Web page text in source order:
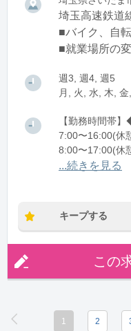
埼玉高速鉄道
■バイク、自
■就業場所の
週3, 週4, 週5
月, 火, 水, 木,
【勤務時間帯
7:00〜16:00(休
8:00〜17:00(休
12:00〜21:00(
...続きを見る
キープする
この
1 2